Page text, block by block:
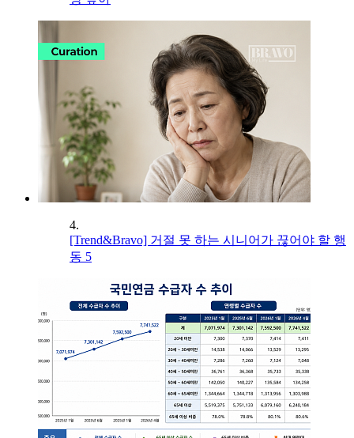
4.
[Trend&Bravo] 거절 못 하는 시니어가 끊어야 할 행
동 5